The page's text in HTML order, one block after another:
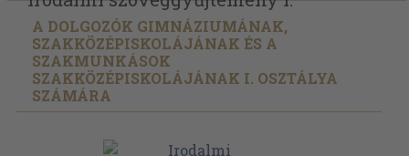
A DOLGOZÓK GIMNÁZIUMÁNAK,
SZAKKÖZÉPISKOLÁJÁNAK ÉS A
SZAKMUNKÁSOK
SZAKKÖZÉPISKOLÁJÁNAK I. OSZTÁLYA
SZÁMÁRA